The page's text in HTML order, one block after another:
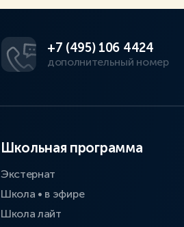
+7 (495) 106 4424
дополнительный номер
Школьная программа
Экстернат
Школа • в эфире
Школа лайт